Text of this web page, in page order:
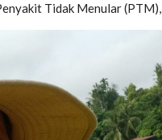
Tidak Menular (PTM),